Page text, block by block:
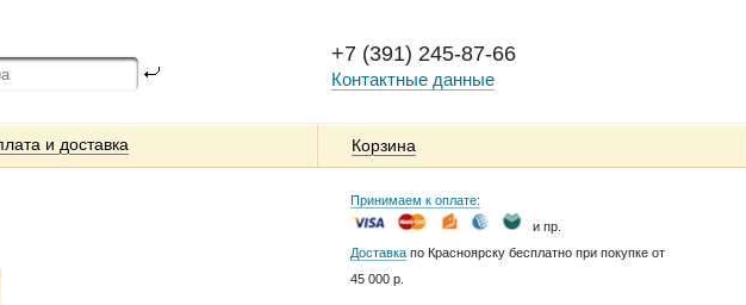
+7 (391) 245-87-66
Контактные данные
и доставка Корзина
Принимаем к оплате:
и пр.
Доставка по Красноярску бесплатно при покупке от
45 000 р.